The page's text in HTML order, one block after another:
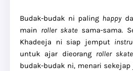
Budak-budak ni paling happy
main roller skate sama-sama.
Khadeeja ni siap jemput
untuk ajar dieorang roller
budak-budak ni, menari